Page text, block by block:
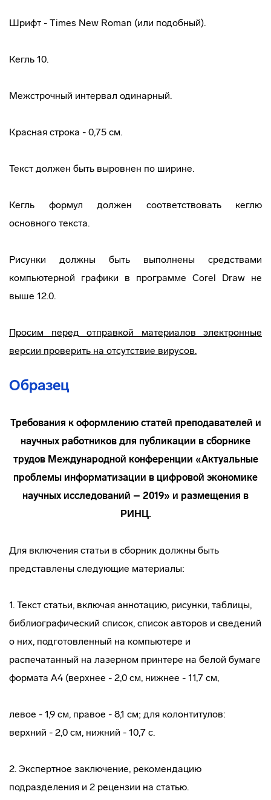
Шрифт - Times New Roman (или подобный).
Кегль 10.
Межстрочный интервал одинарный.
Красная строка - 0,75 см.
Текст должен быть выровнен по ширине.
Кегль формул должен соответствовать кеглю
основного текста.
Рисунки должны быть выполнены средствами
компьютерной графики в программе Corel Draw не
выше 12.0.
Просим перед отправкой материалов электронные
версии проверить на отсутствие вирусов.
Образец
Требования к оформлению статей преподавателей и
научных работников для публикации в сборнике
трудов Международной конференции «Актуальные
проблемы информатизации в цифровой экономике
научных исследований – 2019» и размещения в
РИНЦ.
Для включения статьи в сборник должны быть
представлены следующие материалы:
1. Текст статьи, включая аннотацию, рисунки, таблицы,
библиографический список, список авторов и сведений
о них, подготовленный на компьютере и
распечатанный на лазерном принтере на белой бумаге
формата А4 (верхнее - 2,0 см, нижнее - 11,7 см,
левое - 1,9 см, правое - 8,1 см; для колонтитулов:
верхний - 2,0 см, нижний - 10,7 с.
2. Экспертное заключение, рекомендацию
подразделения и 2 рецензии на статью.